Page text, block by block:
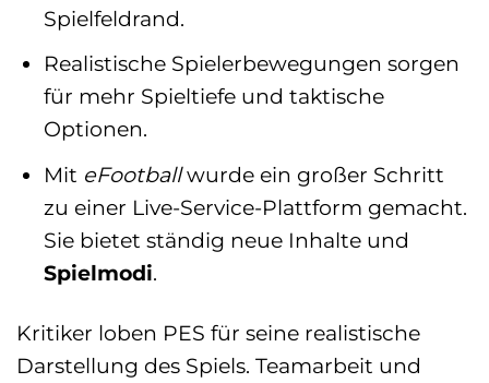
Spielfeldrand.
Realistische Spielerbewegungen sorgen
für mehr Spieltiefe und taktische
Optionen.
Mit eFootballwurde ein großer Schritt
zu einer Live-Service-Plattform gemacht.
Sie bietet ständig neue Inhalte und
Spielmodi.
Kritiker loben PES für seine realistische
Darstellung des Spiels. Teamarbeit und